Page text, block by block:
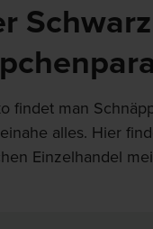
findet man
alles. Hier
Einzelhandel